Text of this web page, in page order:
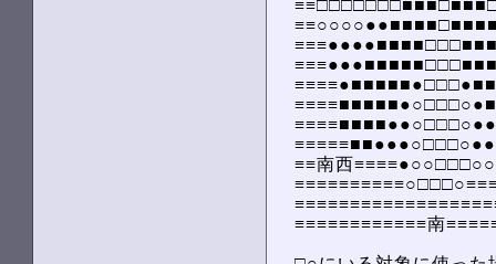
≡≡南西
≡≡≡≡≡≡≡≡≡≡≡≡南